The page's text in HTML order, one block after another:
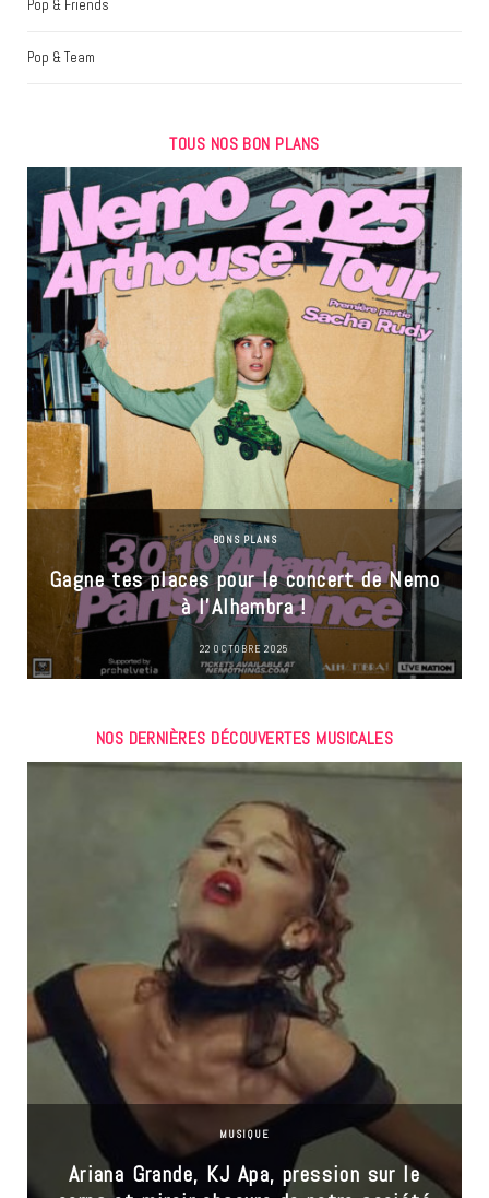
Pop & Friends
Pop & Team
TOUS NOS BON PLANS
BONS PLANS
Gagne tes places pour le concert de Nemo
à l’Alhambra !
22 OCTOBRE 2025
NOS DERNIÈRES DÉCOUVERTES MUSICALES
MUSIQUE
Ariana Grande, KJ Apa, pression sur le